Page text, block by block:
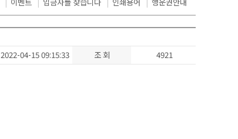
2022-04-15 09:15:33 조 회 4921